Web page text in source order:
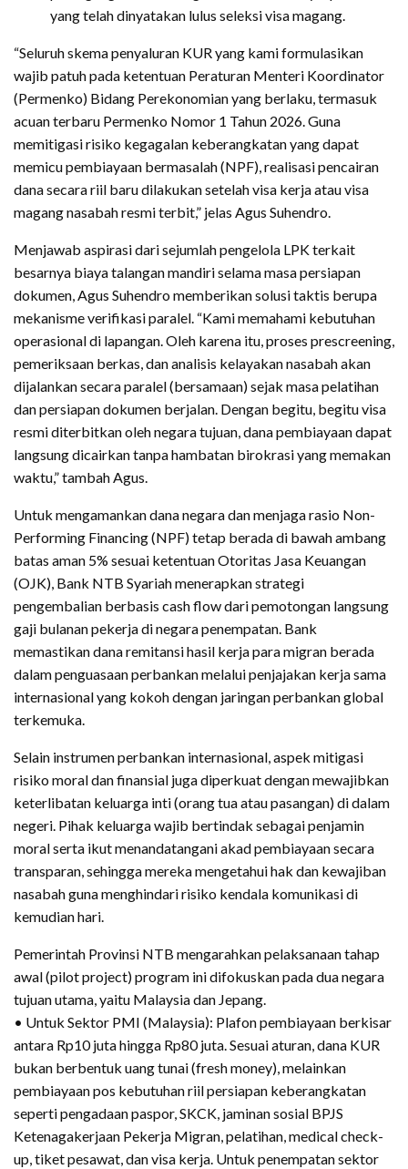
yang telah dinyatakan lulus seleksi visa magang.
“Seluruh skema penyaluran KUR yang kami formulasikan
wajib patuh pada ketentuan Peraturan Menteri Koordinator
(Permenko) Bidang Perekonomian yang berlaku, termasuk
acuan terbaru Permenko Nomor 1 Tahun 2026. Guna
memitigasi risiko kegagalan keberangkatan yang dapat
memicu pembiayaan bermasalah (NPF), realisasi pencairan
dana secara riil baru dilakukan setelah visa kerja atau visa
magang nasabah resmi terbit,” jelas Agus Suhendro.
Menjawab aspirasi dari sejumlah pengelola LPK terkait
besarnya biaya talangan mandiri selama masa persiapan
dokumen, Agus Suhendro memberikan solusi taktis berupa
mekanisme verifikasi paralel. “Kami memahami kebutuhan
operasional di lapangan. Oleh karena itu, proses prescreening,
pemeriksaan berkas, dan analisis kelayakan nasabah akan
dijalankan secara paralel (bersamaan) sejak masa pelatihan
dan persiapan dokumen berjalan. Dengan begitu, begitu visa
resmi diterbitkan oleh negara tujuan, dana pembiayaan dapat
langsung dicairkan tanpa hambatan birokrasi yang memakan
waktu,” tambah Agus.
Untuk mengamankan dana negara dan menjaga rasio Non-
Performing Financing (NPF) tetap berada di bawah ambang
batas aman 5% sesuai ketentuan Otoritas Jasa Keuangan
(OJK), Bank NTB Syariah menerapkan strategi
pengembalian berbasis cash flow dari pemotongan langsung
gaji bulanan pekerja di negara penempatan. Bank
memastikan dana remitansi hasil kerja para migran berada
dalam penguasaan perbankan melalui penjajakan kerja sama
internasional yang kokoh dengan jaringan perbankan global
terkemuka.
Selain instrumen perbankan internasional, aspek mitigasi
risiko moral dan finansial juga diperkuat dengan mewajibkan
keterlibatan keluarga inti (orang tua atau pasangan) di dalam
negeri. Pihak keluarga wajib bertindak sebagai penjamin
moral serta ikut menandatangani akad pembiayaan secara
transparan, sehingga mereka mengetahui hak dan kewajiban
nasabah guna menghindari risiko kendala komunikasi di
kemudian hari.
Pemerintah Provinsi NTB mengarahkan pelaksanaan tahap
awal (pilot project) program ini difokuskan pada dua negara
tujuan utama, yaitu Malaysia dan Jepang.
• Untuk Sektor PMI (Malaysia): Plafon pembiayaan berkisar
antara Rp10 juta hingga Rp80 juta. Sesuai aturan, dana KUR
bukan berbentuk uang tunai (fresh money), melainkan
pembiayaan pos kebutuhan riil persiapan keberangkatan
seperti pengadaan paspor, SKCK, jaminan sosial BPJS
Ketenagakerjaan Pekerja Migran, pelatihan, medical check-
up, tiket pesawat, dan visa kerja. Untuk penempatan sektor